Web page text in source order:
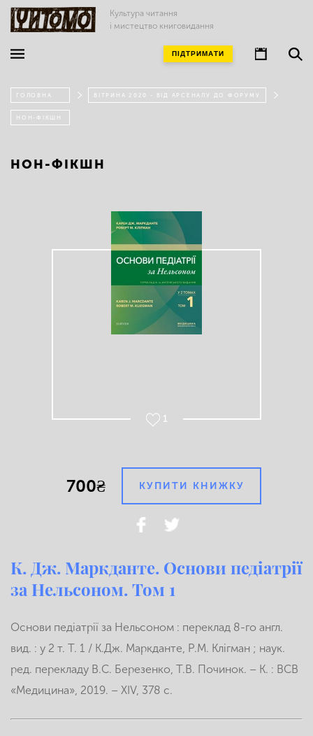
Культура читання
і мистецтво книговидання
ПІДТРИМАТИ
ГОЛОВНА ВІТРИНА 2020 - ВІД АРСЕНАЛУ ДО ФОРУМУ
НОН-ФІКШН
НОН-ФІКШН
1
700₴ КУПИТИ КНИЖКУ
К. Дж. Маркданте. Основи педіатрії
за Нельсоном. Том 1
Основи педіатрії за Нельсоном : переклад 8-го англ.
вид. : у 2 т. Т. 1 / К.Дж. Маркданте, Р.М. Клігман ; наук.
ред. перекладу В.С. Березенко, Т.В. Починок. – К. : ВСВ
«Медицина», 2019. – XIV, 378 с.